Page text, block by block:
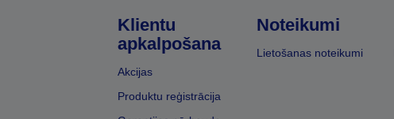
Klientu
apkalpošana
Akcijas
Produktu reģistrācija
Noteikumi
Lietošanas noteikumi